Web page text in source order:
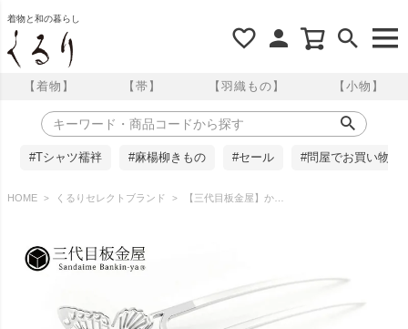
着物と和の暮らし
【着物】 【帯】 【羽織もの】 【小物】
#Tシャツ襦袢 #麻楊柳きもの #セール #問屋でお買い物
HOME くるりセレクトブランド 【三代目板金屋】かんざし/Butterfly Lady